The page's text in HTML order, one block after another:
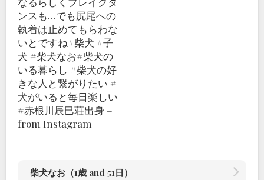
ンスも…でも尻尾への
執着は止めてもらわな
いとですね#柴犬 #子
犬 #柴犬なお#柴犬の
いる暮らし #柴犬の好
きな人と繋がりたい #
犬がいると毎日楽しい
#赤根川辰巳荘出身 –
from Instagram
柴犬なお（1歳 and 51日）